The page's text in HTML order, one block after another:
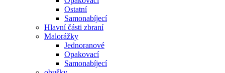
Ostatní
Samonabíjecí
Hlavní části zbraní
Malorážky
Jednoranové
Opakovací
Samonabíjecí